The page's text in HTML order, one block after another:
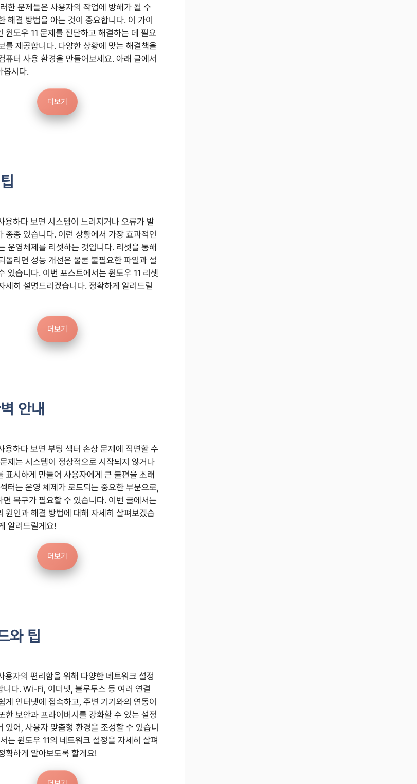
한 문제들은 사용자의 작업에 방해가 될 수
해결 방법을 아는 것이 중요합니다. 이 가이
윈도우 11 문제를 진단하고 해결하는 데 필요
를 제공합니다. 다양한 상황에 맞는 해결책을
퓨터 사용 환경을 만들어보세요. 아래 글에서
봅시다.
더보기
용하다 보면 시스템이 느려지거나 오류가 발
종종 있습니다. 이런 상황에서 가장 효과적인
운영체제를 리셋하는 것입니다. 리셋을 통해
돌리면 성능 개선은 물론 불필요한 파일과 설
있습니다. 이번 포스트에서는 윈도우 11 리셋
세히 설명드리겠습니다. 정확하게 알려드릴
더보기
안내
용하다 보면 부팅 섹터 손상 문제에 직면할 수
제는 시스템이 정상적으로 시작되지 않거나
표시하게 만들어 사용자에게 큰 불편을 초래
터는 운영 체제가 로드되는 중요한 부분으로,
면 복구가 필요할 수 있습니다. 이번 글에서는
원인과 해결 방법에 대해 자세히 살펴보겠습
알려드릴게요!
더보기
와 팁
용자의 편리함을 위해 다양한 네트워크 설정
니다. Wi-Fi, 이더넷, 블루투스 등 여러 연결
게 인터넷에 접속하고, 주변 기기와의 연동이
한 보안과 프라이버시를 강화할 수 있는 설정
있어, 사용자 맞춤형 환경을 조성할 수 있습니
는 윈도우 11의 네트워크 설정을 자세히 살펴
확하게 알아보도록 할게요!